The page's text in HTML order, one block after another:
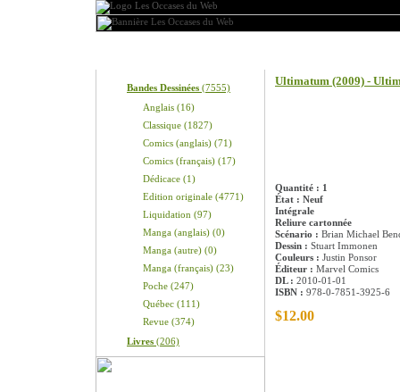
Bandes Dessinées (7555)
Anglais (16)
Classique (1827)
Comics (anglais) (71)
Comics (français) (17)
Dédicace (1)
Edition originale (4771)
Liquidation (97)
Manga (anglais) (0)
Manga (autre) (0)
Manga (français) (23)
Poche (247)
Québec (111)
Revue (374)
Livres (206)
Ultimatum (2009) -
Quantité : 1
État : Neuf
Intégrale
Reliure cartonnée
Scénario : Brian Michael
Dessin : Stuart Immonen
Couleurs : Justin Ponsor
Éditeur : Marvel Comics
DL : 2010-01-01
ISBN : 978-0-7851-3925-6
$12.00